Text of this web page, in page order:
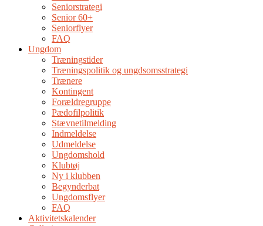
Seniorstrategi
Senior 60+
Seniorflyer
FAQ
Ungdom
Træningstider
Træningspolitik og ungdsomsstrategi
Trænere
Kontingent
Forældregruppe
Pædofilpolitik
Stævnetilmelding
Indmeldelse
Udmeldelse
Ungdomshold
Klubtøj
Ny i klubben
Begynderbat
Ungdomsflyer
FAQ
Aktivitetskalender